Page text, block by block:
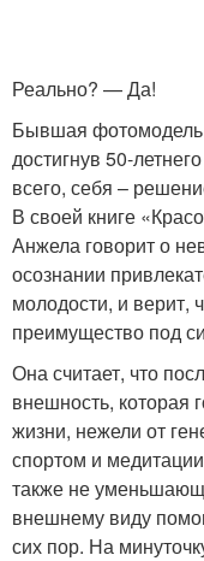
Реально? — Да!
Бывшая
достигнув 50-
всего, себя –
В своей книге
Анжела говорит о
осознании
молодости, и верит,
преимущество под
Она считает, что
внешность, которая
жизни, нежели от
спортом и
также не
внешнему виду
сих пор. На